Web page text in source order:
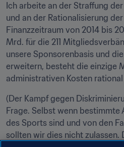
Ich arbeite an der Straffung
und an der Rationalisierung
Finanzzeitraum von 2014 bis
Mrd. für die 211
unsere Sponsorenbasis und
erweitern, besteht die einzige
administrativen Kosten
(Der Kampf gegen
Frage. Selbst wenn bestimmte
des Sports sind und von den
sollten wir dies nicht zulassen.